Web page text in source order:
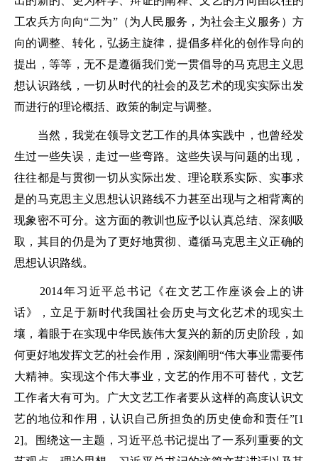
工农兵方向向“二为”（为人民服务，为社会主义服务）方
向的调整、转化，弘扬主旋律，提倡多样化的创作导向的
提出，等等，无不是遵循我们党一贯倡导的马克思主义思
想认识路线，一切从时代的社会的及艺术的现实实际出发
而进行的理论概括、政策的制定与调整。
当然，我党在领导文艺工作的具体实践中，也曾经发
生过一些失误，走过一些弯路。这些失误与问题的出现，
往往都是与贯彻一切从实际出发、理论联系实际、实事求
是的马克思主义思想认识路线不力甚至出现与之相背离的
现象密不可分。这方面的教训也应予以认真总结、深刻吸
取，其目的仍是为了更好地贯彻、遵循马克思主义正确的
思想认识路线。
2014年习近平总书记《在文艺工作座谈会上的讲
话》，立足于新时代我国社会历史与文化艺术的现实土
壤，着眼于在实现中华民族伟大复兴的新的历史阶段，如
何更好地发挥文艺的社会作用，深刻阐明“伟大事业需要伟
大精神。实现这个伟大事业，文艺的作用不可替代，文艺
工作者大有可为。广大文艺工作者要从这样的高度认识文
艺的地位和作用，认识自己所担负的历史使命和责任”[1
2]。围绕这一主题，习近平总书记提出了一系列重要的文